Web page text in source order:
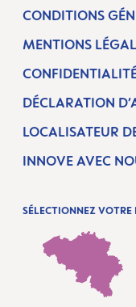
CONDITIONS
MENTIONS
DÉCLARATION
LOCALISATEUR
INNOVE AVEC
SÉLECTIONNEZ VOTRE